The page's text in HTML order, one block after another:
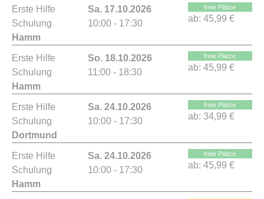
Erste Hilfe
Schulung
Hamm
Sa. 17.10.2026
10:00 - 17:30
freie Plätze
ab: 45,99 €
Erste Hilfe
Schulung
Hamm
So. 18.10.2026
11:00 - 18:30
freie Plätze
ab: 45,99 €
Erste Hilfe
Schulung
Dortmund
Sa. 24.10.2026
10:00 - 17:30
freie Plätze
ab: 34,99 €
Erste Hilfe
Schulung
Hamm
Sa. 24.10.2026
10:00 - 17:30
freie Plätze
ab: 45,99 €